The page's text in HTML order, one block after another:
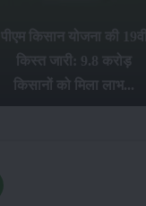
पीएम किसान योजना की 19वीं
किस्त जारी: 9.8 करोड़
किसानों को मिला लाभ...